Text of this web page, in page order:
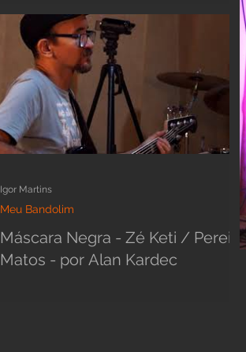
Máscara Negra - Zé Keti / Pereira
Matos - por Alan Kardec
Meu Bandolim
Igor Martins